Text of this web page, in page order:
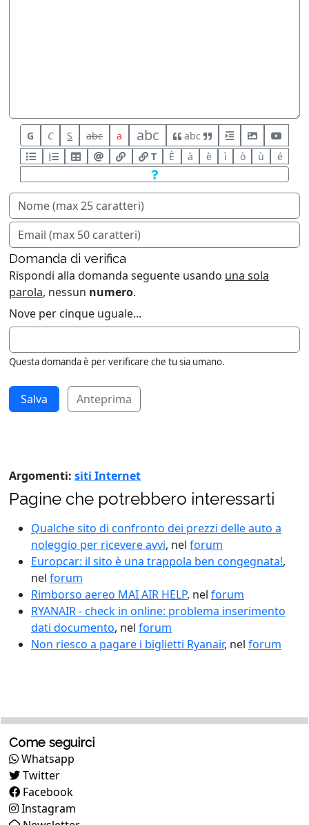
G C S abc a abc
abc
T
È à è ì ò ù é
Domanda di verifica
Rispondi alla domanda seguente usando una sola
parola, nessun numero.
Nove per cinque uguale...
Questa domanda è per verificare che tu sia umano.
Anteprima
Argomenti: siti Internet
Pagine che potrebbero interessarti
Qualche sito di confronto dei prezzi delle auto a
noleggio per ricevere avvi, nel forum
Europcar: il sito è una trappola ben congegnata!,
nel forum
Rimborso aereo MAI AIR HELP, nel forum
RYANAIR - check in online: problema inserimento
dati documento, nel forum
Non riesco a pagare i biglietti Ryanair, nel forum
Come seguirci
Whatsapp
Twitter
Facebook
Instagram